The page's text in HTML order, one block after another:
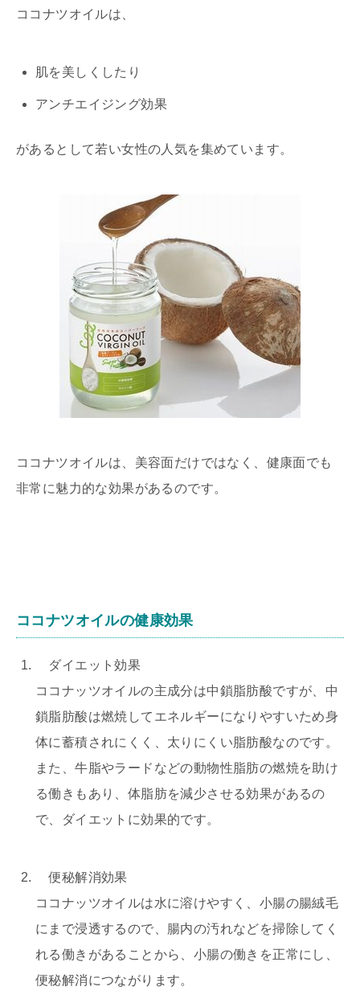
ココナツオイルは、
肌を美しくしたり
アンチエイジング効果
があるとして若い女性の人気を集めています。
ココナツオイルは、美容面だけではなく、健康面でも
非常に魅力的な効果があるのです。
ココナツオイルの健康効果
ダイエット効果
ココナッツオイルの主成分は中鎖脂肪酸ですが、中
鎖脂肪酸は燃焼してエネルギーになりやすいため身
体に蓄積されにくく、太りにくい脂肪酸なのです。
また、牛脂やラードなどの動物性脂肪の燃焼を助け
る働きもあり、体脂肪を減少させる効果があるの
で、ダイエットに効果的です。
便秘解消効果
ココナッツオイルは水に溶けやすく、小腸の腸絨毛
にまで浸透するので、腸内の汚れなどを掃除してく
れる働きがあることから、小腸の働きを正常にし、
便秘解消につながります。